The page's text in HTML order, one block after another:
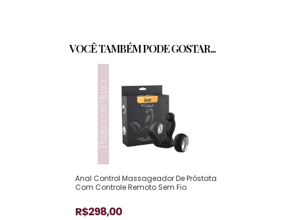
VOCÊ TAMBÉM PODE GOSTAR...
Anal Control Massageador De Próstata
Com Controle Remoto Sem Fio
R$298,00